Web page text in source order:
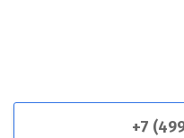
+7